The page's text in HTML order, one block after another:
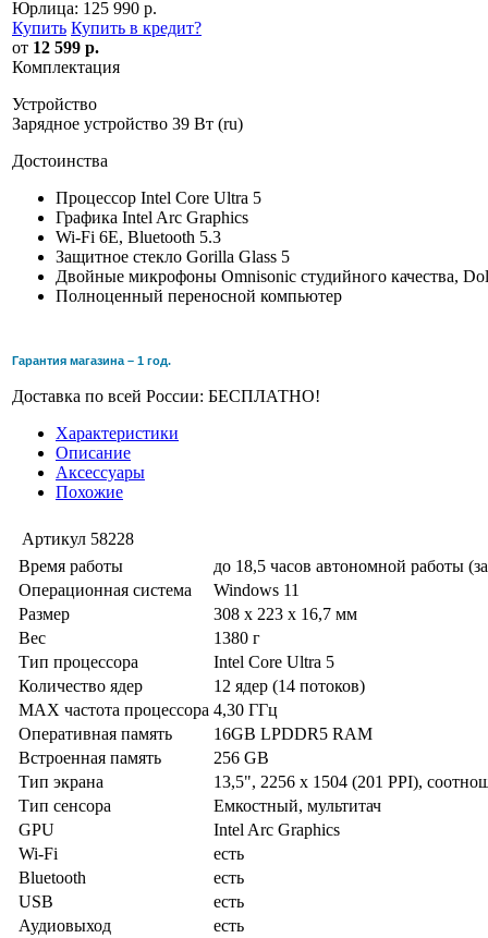
Юрлица: 125 990 р.
Купить Купить в кредит?
от 12 599 р.
Комплектация
Устройство
Зарядное устройство 39 Вт (ru)
Достоинства
Процессор Intel Core Ultra 5
Графика Intel Arc Graphics
Wi-Fi 6E, Bluetooth 5.3
Защитное стекло Gorilla Glass 5
Двойные микрофоны Omnisonic студийного качества,
Полноценный переносной компьютер
Гарантия магазина – 1 год.
Доставка по всей России: БЕСПЛАТНО!
Характеристики
Описание
Аксессуары
Похожие
Артикул 58228
Время работы
до 18,5 часов автономной работы
Операционная система
Windows 11
Размер
308 x 223 x 16,7 мм
Вес
1380 г
Тип процессора
Intel Core Ultra 5
Количество ядер
12 ядер (14 потоков)
MAX частота процессора 4,30 ГГц
Оперативная память
16GB LPDDR5 RAM
Встроенная память
256 GB
Тип экрана
13,5", 2256 x 1504 (201 PPI),
Тип сенсора
Емкостный, мультитач
GPU
Intel Arc Graphics
Wi-Fi
есть
Bluetooth
есть
USB
есть
Аудиовыход
есть